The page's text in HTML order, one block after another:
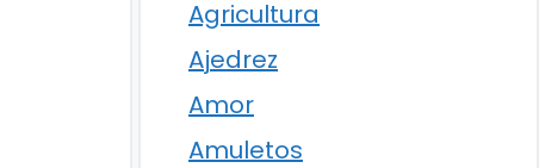
Agricultura
Ajedrez
Amor
Amuletos